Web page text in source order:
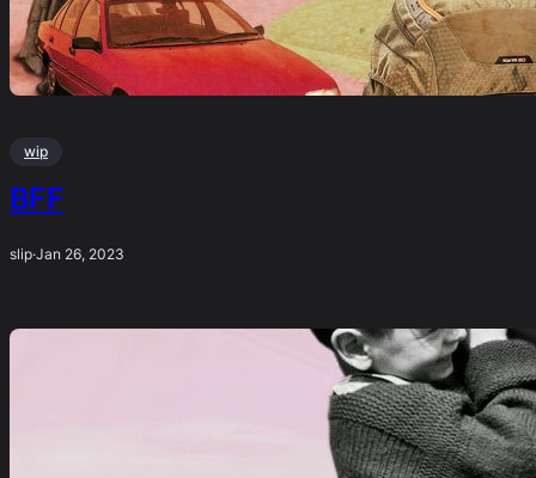
wip
BFF
slip·Jan 26, 2023